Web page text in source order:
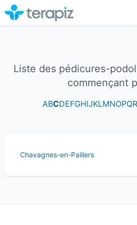
Liste des pédicures-
commençant
ABCDEFGHIJKLMNOPQR
Chavagnes-en-Paillers